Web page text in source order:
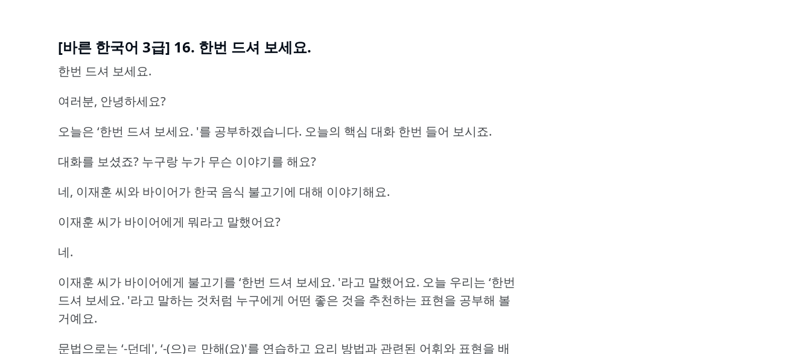
[바른 한국어 3급] 16. 한번 드셔 보세요.
한번 드셔 보세요.
여러분, 안녕하세요?
오늘은 ‘한번 드셔 보세요. '를 공부하겠습니다. 오늘의 핵심 대화 한번 들어 보시죠.
대화를 보셨죠? 누구랑 누가 무슨 이야기를 해요?
네, 이재훈 씨와 바이어가 한국 음식 불고기에 대해 이야기해요.
이재훈 씨가 바이어에게 뭐라고 말했어요?
네.
이재훈 씨가 바이어에게 불고기를 ‘한번 드셔 보세요. '라고 말했어요. 오늘 우리는 ‘한번
드셔 보세요. '라고 말하는 것처럼 누구에게 어떤 좋은 것을 추천하는 표현을 공부해 볼
거예요.
문법으로는 ‘-던데', ‘-(으)ㄹ 만해(요)'를 연습하고 요리 방법과 관련된 어휘와 표현을 배